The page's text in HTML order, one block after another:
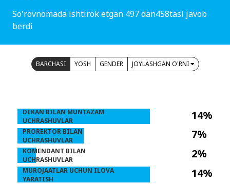
So'rovnomada ishtirok etgan 497 dan458tasi javob
berdi
BARCHASI YOSH GENDER JOYLASHGAN O'RNI
14%
7%
2%
14%
DEKAN BILAN MUNTAZAM
UCHRASHUVLAR
PROREKTOR BILAN
UCHRASHUVLAR
KOMENDANT BILAN
UCHRASHUVLAR
MUROJAATLAR UCHUN ILOVA
YARATISH